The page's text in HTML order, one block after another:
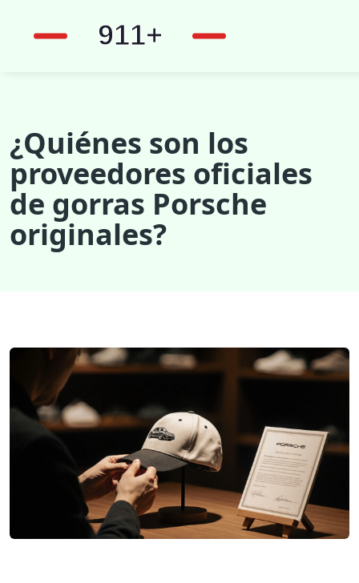
¿Quiénes son los
proveedores oficiales
de gorras Porsche
originales?